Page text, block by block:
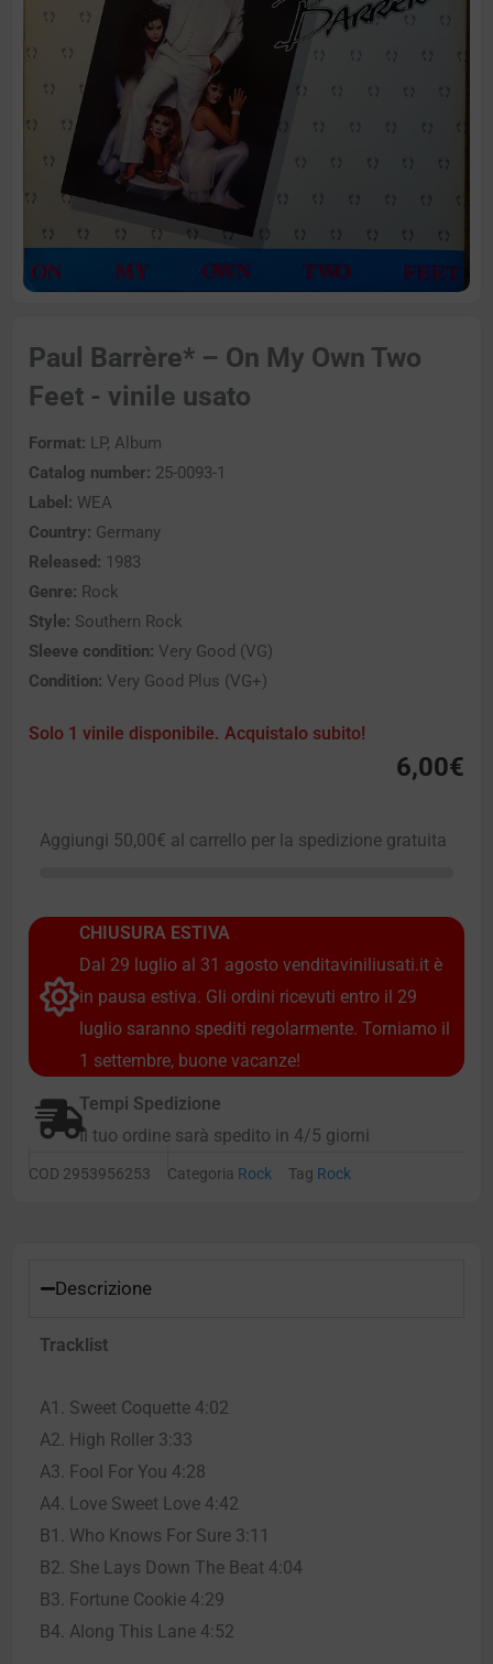
Paul Barrère* – On My Own Two
Feet - vinile usato
Format: LP, Album
Catalog number: 25-0093-1
Label: WEA
Country: Germany
Released: 1983
Genre: Rock
Style: Southern Rock
Sleeve condition: Very Good (VG)
Condition: Very Good Plus (VG+)
Solo 1 vinile disponibile. Acquistalo subito!
6,00€
Aggiungi 50,00€ al carrello per la spedizione gratuita
CHIUSURA ESTIVA
Dal 29 luglio al 31 agosto venditaviniliusati.it è
in pausa estiva. Gli ordini ricevuti entro il 29
luglio saranno spediti regolarmente. Torniamo il
1 settembre, buone vacanze!
Tempi Spedizione
Il tuo ordine sarà spedito in 4/5 giorni
COD 2953956253 Categoria Rock Tag Rock
Descrizione
Tracklist
A1. Sweet Coquette 4:02
A2. High Roller 3:33
A3. Fool For You 4:28
A4. Love Sweet Love 4:42
B1. Who Knows For Sure 3:11
B2. She Lays Down The Beat 4:04
B3. Fortune Cookie 4:29
B4. Along This Lane 4:52